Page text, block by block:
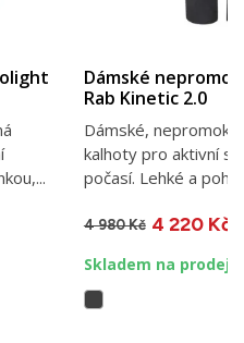
Dámské
Rab Kinetic 2.0
Dámské,
kalhoty pro aktivní
počasí. Lehké a
4 980 Kč 4 220 Kč
Skladem na